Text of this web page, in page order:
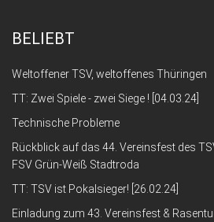
BELIEBT
Weltoffener TSV, weltoffenes Thüringen
TT: Zwei Spiele - zwei Siege ! [04.03.24]
Technische Probleme
Rückblick auf das 44. Vereinsfest des
FSV Grün-Weiß Stadtroda
TT: TSV ist Pokalsieger! [26.02.24]
Einladung zum 43. Vereinsfest &